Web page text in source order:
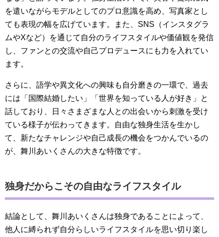
を遣いながらモデルとしてのプロ意識を高め、写真家とし
ても表現の幅を広げています。また、SNS（インスタグラ
ムやXなど）を通じて自分のライフスタイルや価値観を発信
し、ファンとの交流や自己プロデュースにも力を入れてい
ます。
さらに、語学や異文化への興味も自分磨きの一環で、過去
には「国際結婚したい」「世界を知っている人が好き」と
話しており、日々さまざまな人との出会いから刺激を受け
ている様子が伝わってきます。自由な独身生活を生かし
て、新たなチャレンジや自己成長の機会をつかんでいるの
が、舞川あいくさんの大きな特徴です。
独身だからこその自由なライフスタイル
結論として、舞川あいくさんは独身であることによって、
他人に縛られず自分らしいライフスタイルを思い切り楽し